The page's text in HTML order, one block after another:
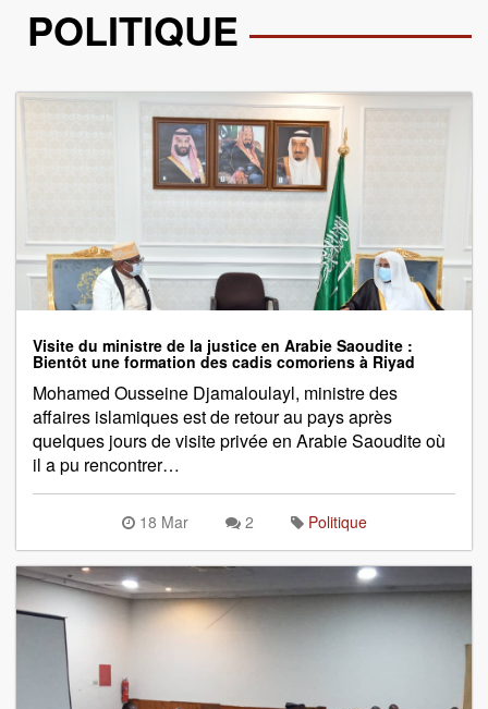
POLITIQUE
Visite du ministre de la justice en Arabie Saoudite :
Bientôt une formation des cadis comoriens à Riyad
Mohamed Ousseine Djamaloulayl, ministre des
affaires islamiques est de retour au pays après
quelques jours de visite privée en Arabie Saoudite où
il a pu rencontrer…
18 Mar 2 Politique